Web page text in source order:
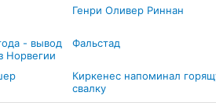
Генри Оливер Риннан
- вывод
Норвегии
Фальстад
Киркенес напоминал
свалку